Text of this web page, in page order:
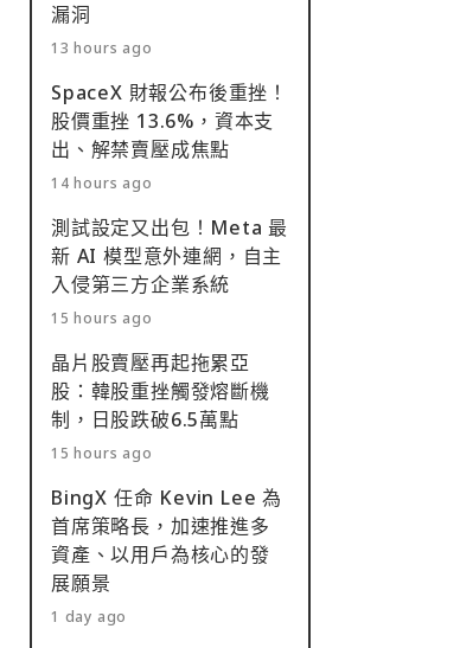
漏洞
13 hours ago
SpaceX 財報公布後重挫！
股價重挫 13.6%，資本支
出、解禁賣壓成焦點
14 hours ago
測試設定又出包！Meta 最
新 AI 模型意外連網，自主
入侵第三方企業系統
15 hours ago
晶片股賣壓再起拖累亞
股：韓股重挫觸發熔斷機
制，日股跌破6.5萬點
15 hours ago
BingX 任命 Kevin Lee 為
首席策略長，加速推進多
資產、以用戶為核心的發
展願景
1 day ago